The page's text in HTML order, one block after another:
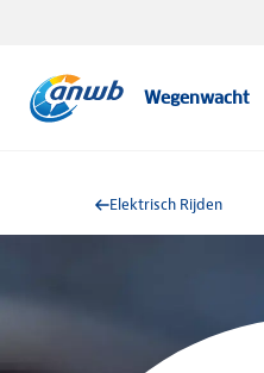
Wegenwacht
Elektrisch Rijden